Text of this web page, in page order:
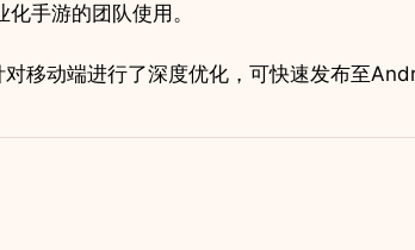
手游的团队使用。
移动端进行了深度优化，可快速发布至